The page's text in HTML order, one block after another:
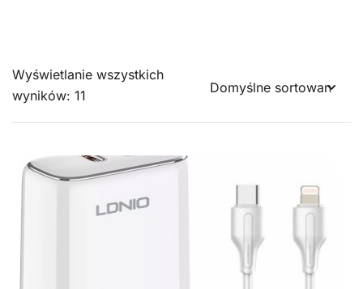
Wyświetlanie wszystkich
wyników: 11